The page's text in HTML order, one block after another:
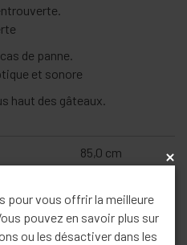
de panne.
et sonore
haut des gâteaux.
85,0 cm
60,7 cm
x
pour vous offrir la meilleure
pouvez en savoir plus sur
ou les désactiver dans les